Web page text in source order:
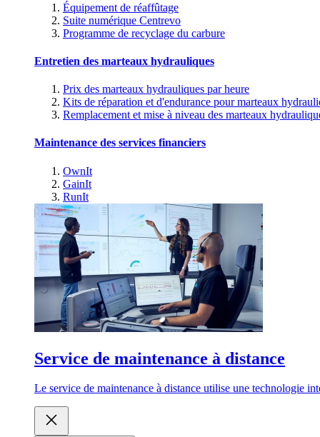
Équipement de réaffûtage
Suite numérique Centrevo
Programme de recyclage du carbure
Entretien des marteaux hydrauliques
Prix des marteaux hydrauliques par heure
Kits de réparation et d'endurance pour marteaux
Remplacement et mise à niveau des marteaux
Maintenance des services financiers
OwnIt
GainIt
RunIt
Service de maintenance à distance
Le service de maintenance à distance utilise une technologie